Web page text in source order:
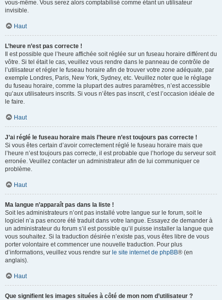
vous-même. Vous serez alors comptabilisé comme étant un utilisateur
invisible.
Haut
L’heure n’est pas correcte !
Il est possible que l’heure affichée soit réglée sur un fuseau horaire différent du
vôtre. Si tel était le cas, veuillez vous rendre dans le panneau de contrôle de
l’utilisateur et régler le fuseau horaire afin de trouver votre zone adéquate, par
exemple Londres, Paris, New York, Sydney, etc. Veuillez noter que le réglage
du fuseau horaire, comme la plupart des autres paramètres, n’est accessible
qu’aux utilisateurs inscrits. Si vous n’êtes pas inscrit, c’est l’occasion idéale de
le faire.
Haut
J’ai réglé le fuseau horaire mais l’heure n’est toujours pas correcte !
Si vous êtes certain d’avoir correctement réglé le fuseau horaire mais que
l’heure n’est toujours pas correcte, il est probable que l’horloge du serveur soit
erronée. Veuillez contacter un administrateur afin de lui communiquer ce
problème.
Haut
Ma langue n’apparaît pas dans la liste !
Soit les administrateurs n’ont pas installé votre langue sur le forum, soit le
logiciel n’a pas encore été traduit dans votre langue. Essayez de demander à
un administrateur du forum s’il est possible qu’il puisse installer la langue que
vous souhaitez. Si la traduction désirée n’existe pas, vous êtes libre de vous
porter volontaire et commencer une nouvelle traduction. Pour plus
d’informations, veuillez vous rendre sur le site internet de phpBB® (en
anglais).
Haut
Que signifient les images situées à côté de mon nom d’utilisateur ?